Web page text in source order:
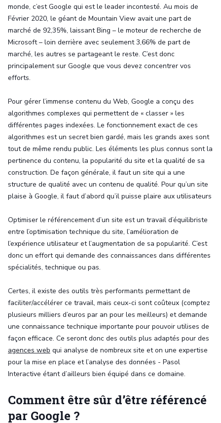
monde, c’est Google qui est le leader incontesté. Au mois de
Février 2020, le géant de Mountain View avait une part de
marché de 92,35%, laissant Bing – le moteur de recherche de
Microsoft – loin derrière avec seulement 3,66% de part de
marché, les autres se partageant le reste. C’est donc
principalement sur Google que vous devez concentrer vos
efforts.
Pour gérer l’immense contenu du Web, Google a conçu des
algorithmes complexes qui permettent de « classer » les
différentes pages indexées. Le fonctionnement exact de ces
algorithmes est un secret bien gardé, mais les grands axes sont
tout de même rendu public. Les éléments les plus connus sont la
pertinence du contenu, la popularité du site et la qualité de sa
construction. De façon générale, il faut un site qui a une
structure de qualité avec un contenu de qualité. Pour qu’un site
plaise à Google, il faut d’abord qu’il puisse plaire aux utilisateurs
Optimiser le référencement d’un site est un travail d’équilibriste
entre l’optimisation technique du site, l’amélioration de
l’expérience utilisateur et l’augmentation de sa popularité. C’est
donc un effort qui demande des connaissances dans différentes
spécialités, technique ou pas.
Certes, il existe des outils très performants permettant de
faciliter/accélérer ce travail, mais ceux-ci sont coûteux (comptez
plusieurs milliers d’euros par an pour les meilleurs) et demande
une connaissance technique importante pour pouvoir utilises de
façon efficace. Ce seront donc des outils plus adaptés pour des
agences web qui analyse de nombreux site et on une expertise
pour la mise en place et l’analyse des données - Pasol
Interactive étant d’ailleurs bien équipé dans ce domaine.
Comment être sûr d’être référencé
par Google ?